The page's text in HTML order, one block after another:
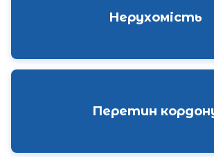
Нерухомість
Перетин